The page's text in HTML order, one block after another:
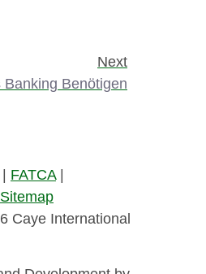
Next
Benötigen
FATCA|
Sitemap
Caye International